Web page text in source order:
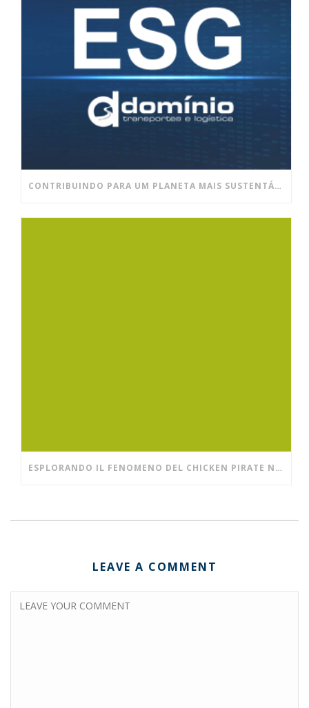
CONTRIBUINDO PARA UM PLANETA MAIS SUSTENTÁVEL E UM AMBIENTE DE TRABALHO MAIS SAUDÁVEL!
ESPLORANDO IL FENOMENO DEL CHICKEN PIRATE NEI CASINÒ DIGITALI MODERNI
LEAVE A COMMENT